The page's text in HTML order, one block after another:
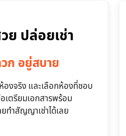
ย ปล่อยเช่า
ก อยู่สบาย
องจริง และเลือกห้องที่ชอบ
เตรียมเอกสารพร้อม
ทำสัญญาเช่าได้เลย